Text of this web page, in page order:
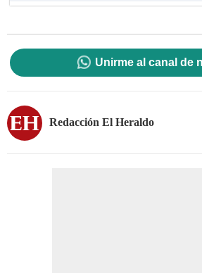
Unirme al canal de
Redacción El Heraldo